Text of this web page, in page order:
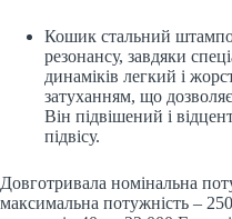
Кошик стальний
резонансу, завдяки
динаміків легкий і
затуханням, що
Він підвішений і
підвісу.
Довготривала номінальна
максимальна потужність –